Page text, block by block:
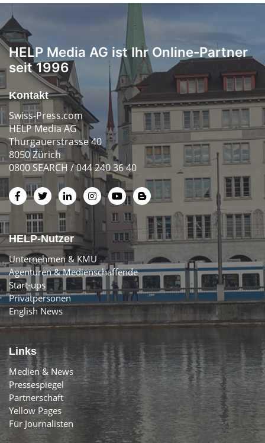
HELP Media AG ist Ihr Online-Partner
seit 1996
Kontakt
Swiss-Press.com
HELP Media AG
Thurgauerstrasse 40
8050 Zürich
0800 SEARCH / 044 240 36 40
HELP-Nutzer
Unternehmen & KMU
Agenturen & Medienschaffende
Start-ups
Privatpersonen
English News
Links
Medien & News
Pressespiegel
Partnerschaft
Yellow Pages
Für Journalisten